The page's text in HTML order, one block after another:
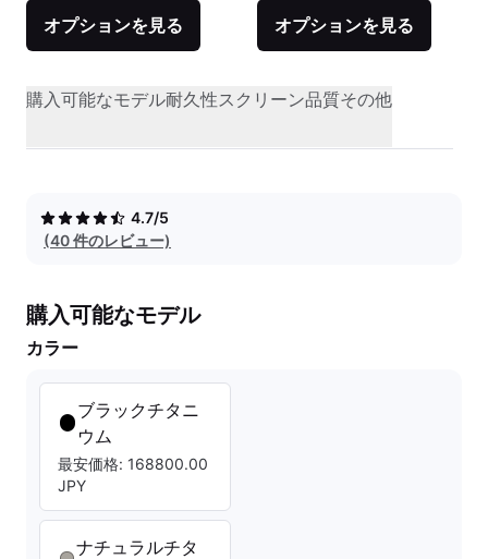
オプションを見る オプションを見る
購入可能なモデル耐久性スクリーン品質その他
4.7/5
(40 件のレビュー)
購入可能なモデル
カラー
ブラックチタニ
ウム
最安価格: 168800.00
JPY
ナチュラルチタ